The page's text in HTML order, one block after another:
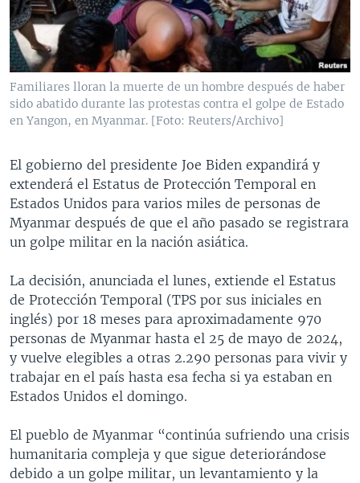
VENEZUELA
BRASIL
NICARAGUA
ECONOMÍA
ENTRETENIMIENTO Y CULTURA
TECNOLOGÍA
DEPORTES
CIENCIA Y SALUD
MULTIMEDIA
VIDEOS
FOTOGRAFÍA
AUDIOS
PROGRAMAS TV
EL MUNDO AL DÍA
FORO INTERAMERICANO
VISIÓN 360
LAS CLAVES
PANORAMA
RADIO
AVANCE INFORMATIVO
AUDIONOTICIAS
BUENOS DÍAS AMÉRICA
ESTADOS UNIDOS AL DÍA
EL MUNDO AL DÍA [RADIO]
FORO [RADIO]
DEPORTIVO INTERNACIONAL
NOTA ECONÓMICA
ENTRETENIMIENTO
DIRECT
DOCUMENTALES DE LA VOA
Learning English
SÍGANOS
Idiomas
Familiares lloran la muerte de un hombre después de haber
sido abatido durante las protestas contra el golpe de Estado
en Yangon, en Myanmar. [Foto: Reuters/Archivo]
El gobierno del presidente Joe Biden expandirá y
extenderá el Estatus de Protección Temporal en
Estados Unidos para varios miles de personas de
Myanmar después de que el año pasado se registrara
un golpe militar en la nación asiática.
La decisión, anunciada el lunes, extiende el Estatus
de Protección Temporal (TPS por sus iniciales en
inglés) por 18 meses para aproximadamente 970
personas de Myanmar hasta el 25 de mayo de 2024,
y vuelve elegibles a otras 2.290 personas para vivir y
trabajar en el país hasta esa fecha si ya estaban en
Estados Unidos el domingo.
El pueblo de Myanmar “continúa sufriendo una crisis
humanitaria compleja y que sigue deteriorándose
debido a un golpe militar, un levantamiento y la